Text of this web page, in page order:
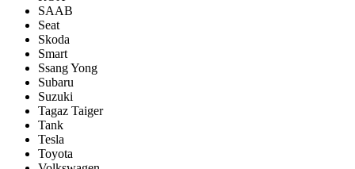
SAAB
Seat
Skoda
Smart
Ssang Yong
Subaru
Suzuki
Tagaz Taiger
Tank
Tesla
Toyota